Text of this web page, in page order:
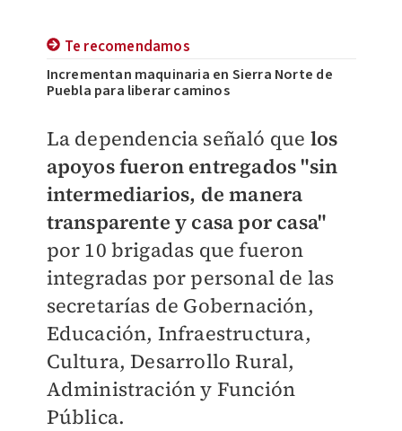
Te recomendamos
Incrementan maquinaria en Sierra Norte de
Puebla para liberar caminos
La dependencia señaló que los
apoyos fueron entregados "sin
intermediarios, de manera
transparente y casa por casa"
por 10 brigadas que fueron
integradas por personal de las
secretarías de Gobernación,
Educación, Infraestructura,
Cultura, Desarrollo Rural,
Administración y Función
Pública.